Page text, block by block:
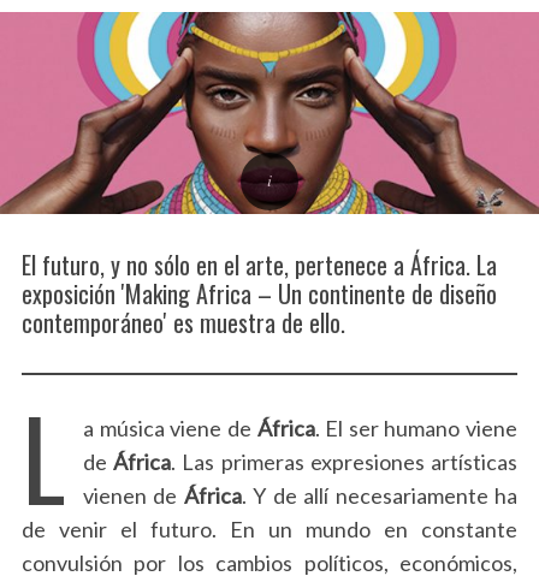
:
El futuro, y no sólo en el arte, pertenece a África. La
exposición 'Making Africa – Un continente de diseño
contemporáneo' es muestra de ello.
L a música viene de África. El ser humano viene
deÁfrica. Las primeras expresiones artísticas
vienen de África. Y de allí necesariamente ha
de venir el futuro. En un mundo en constante
convulsión por los cambios políticos, económicos,